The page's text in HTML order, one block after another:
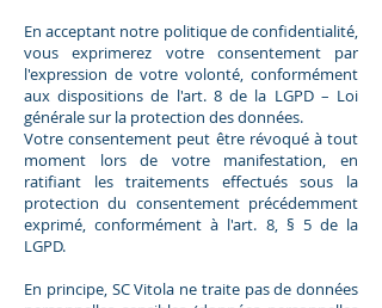
En acceptant notre politique de confidentialité,
vous exprimerez votre consentement par
l'expression de votre volonté, conformément
aux dispositions de l'art. 8 de la LGPD – Loi
générale sur la protection des données.
Votre consentement peut être révoqué à tout
moment lors de votre manifestation, en
ratifiant les traitements effectués sous la
protection du consentement précédemment
exprimé, conformément à l'art. 8, § 5 de la
LGPD.
En principe, SC Vitola ne traite pas de données